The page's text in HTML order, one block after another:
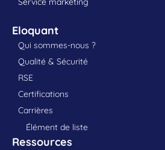
Eloquant
Qui sommes-nous ?
Qualité & Sécurité
RSE
Certifications
Carrières
Élément de liste
Ressources